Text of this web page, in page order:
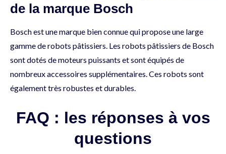
de la marque Bosch
Bosch est une marque bien connue qui propose une large
gamme de robots pâtissiers. Les robots pâtissiers de Bosch
sont dotés de moteurs puissants et sont équipés de
nombreux accessoires supplémentaires. Ces robots sont
également très robustes et durables.
FAQ : les réponses à vos
questions